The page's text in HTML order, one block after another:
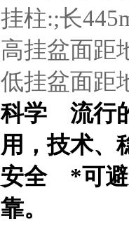
挂柱:;长
高挂盆面距
低挂盆面距
科学 流行
用，技术、
安全 *可避
靠。